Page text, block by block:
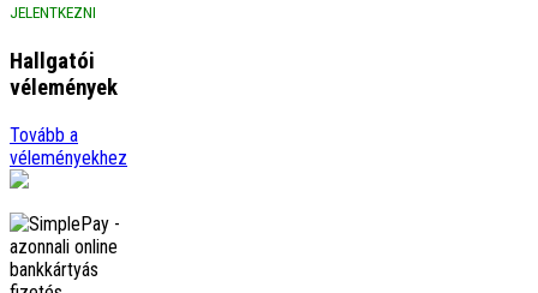
JELENTKEZNI
Hallgatói
vélemények
Ági
Szeretném szivből jövő
hálámat kifejezni a gerinces
kurzus óta életemben
előszor figyelek a borzasztó
tartásomra, amikor
görbülök, …tovább
Adrienn
Tovább a
véleményekhez